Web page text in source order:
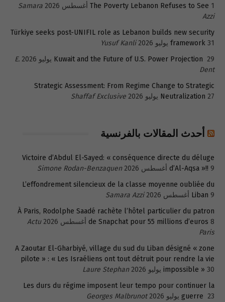
The Poverty Lebanon Refuses to See 1 أغسطس 2026
Samara
Azzi
Türkiye seeks post-UNIFIL role as Lebanon builds new security
framework 31 يوليو 2026
Yusuf Kanli
Kuwait and the Future of U.S. Power Projection 29 يوليو 2026
E.
Dent
Strategic Assessment: From Regime Change to Strategic
Neutralization 27 يوليو 2026 Shaffaf Exclusive
أحدث المقالات بالفرنسية
Victoire d’Abdul El-Sayed: « conséquence directe du déluge
d’Al-Aqsa »!! 9 أغسطس 2026
Simone Rodan-Benzaquen
L’effondrement silencieux de la classe moyenne oubliée du
Liban 9 أغسطس 2026
Samara Azzi
À Paris, Rodolphe Saadé rachète l’hôtel particulier du patron
de Snapchat pour 55 millions d’euros 8 أغسطس 2026
Actu
Paris
A Zaoutar El-Gharbiyé, village du sud du Liban désigné « zone
pilote » : « Les Israéliens ont tout détruit pour rendre la vie
impossible » 30 يوليو 2026
Laure Stephan
Les durs du régime imposent leur tempo pour continuer la
guerre 23 يوليو 2026 Georges Malbrunot